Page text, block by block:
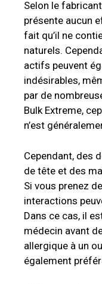
Selon le
présente aucun
fait qu’il ne
naturels.
actifs peuvent
indésirables,
par de
Bulk Extreme,
n’est
Cependant, des
de tête et des
Si vous prenez
interactions
Dans ce cas, il
médecin avant
allergique à un
également